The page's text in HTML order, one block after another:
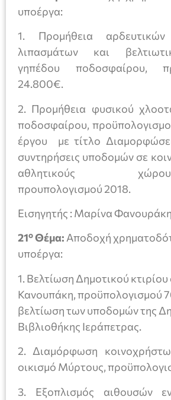
υποέργα:
1. Προμήθεια αρδευτικών
λιπασμάτων και
γηπέδου ποδοσφαίρου,
24.800€.
2. Προμήθεια φυσικού
ποδοσφαίρου,
έργου με τίτλο
συντηρήσεις υποδομών σε
αθλητικούς χώρους-
προυπολογισμού 2018.
Εισηγητής : Μαρίνα Φανουράκη
21οΘέμα:Αποδοχή
υποέργα:
1. Βελτίωση Δημοτικού
Κανουπάκη, προϋπολογισμού
βελτίωση των υποδομών της
Βιβλιοθήκης Ιεράπετρας.
2. Διαμόρφωση
οικισμό Μύρτους,
3. Εξοπλισμός αιθουσών